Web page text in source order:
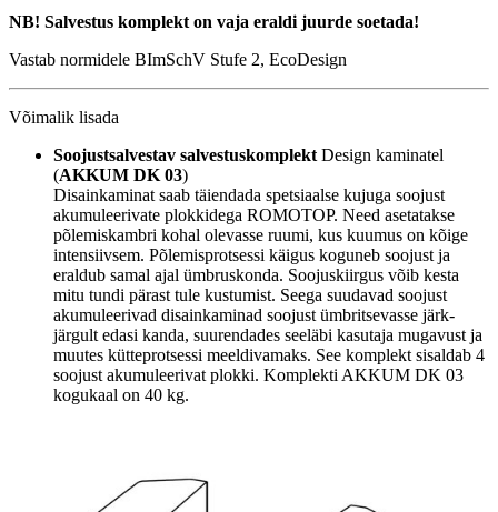
NB! Salvestus komplekt on vaja eraldi juurde soetada!
Vastab normidele BImSchV Stufe 2, EcoDesign
Võimalik lisada
Soojustsalvestav salvestuskomplekt Design kaminatel
(AKKUM DK 03)
Disainkaminat saab täiendada spetsiaalse kujuga soojust
akumuleerivate plokkidega ROMOTOP. Need asetatakse
põlemiskambri kohal olevasse ruumi, kus kuumus on kõige
intensiivsem. Põlemisprotsessi käigus koguneb soojust ja
eraldub samal ajal ümbruskonda. Soojuskiirgus võib kesta
mitu tundi pärast tule kustumist. Seega suudavad soojust
akumuleerivad disainkaminad soojust ümbritsevasse järk-
järgult edasi kanda, suurendades seeläbi kasutaja mugavust ja
muutes kütteprotsessi meeldivamaks. See komplekt sisaldab 4
soojust akumuleerivat plokki. Komplekti AKKUM DK 03
kogukaal on 40 kg.